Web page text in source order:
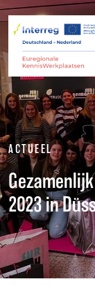
Skip to main
ACTUEEL
2023 in